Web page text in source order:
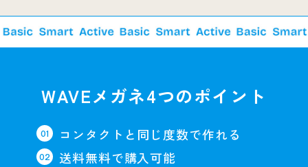
WAVEメガネ4つのポイント
コンタクトと同じ度数で作れる
送料無料で購入可能